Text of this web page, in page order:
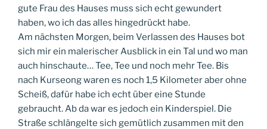
gute Frau des Hauses muss sich echt gewundert
haben, wo ich das alles hingedrückt habe.
Am nächsten Morgen, beim Verlassen des Hauses bot
sich mir ein malerischer Ausblick in ein Tal und wo man
auch hinschaute… Tee, Tee und noch mehr Tee. Bis
nach Kurseong waren es noch 1,5 Kilometer aber ohne
Scheiß, dafür habe ich echt über eine Stunde
gebraucht. Ab da war es jedoch ein Kinderspiel. Die
Straße schlängelte sich gemütlich zusammen mit den